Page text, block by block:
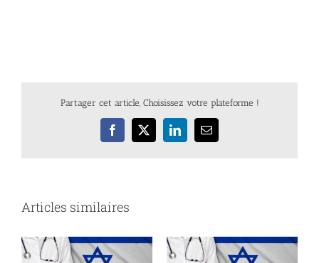
Partager cet article, Choisissez votre plateforme !
Facebook
X LinkedInEmail
Articles similaires